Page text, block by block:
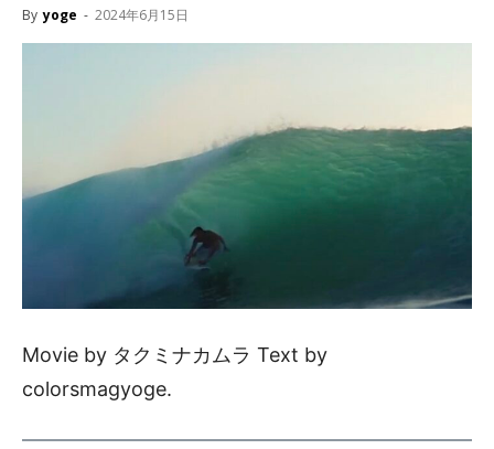
By yoge - 2024年6月15日
Movie by タクミナカムラ Text by
colorsmagyoge.